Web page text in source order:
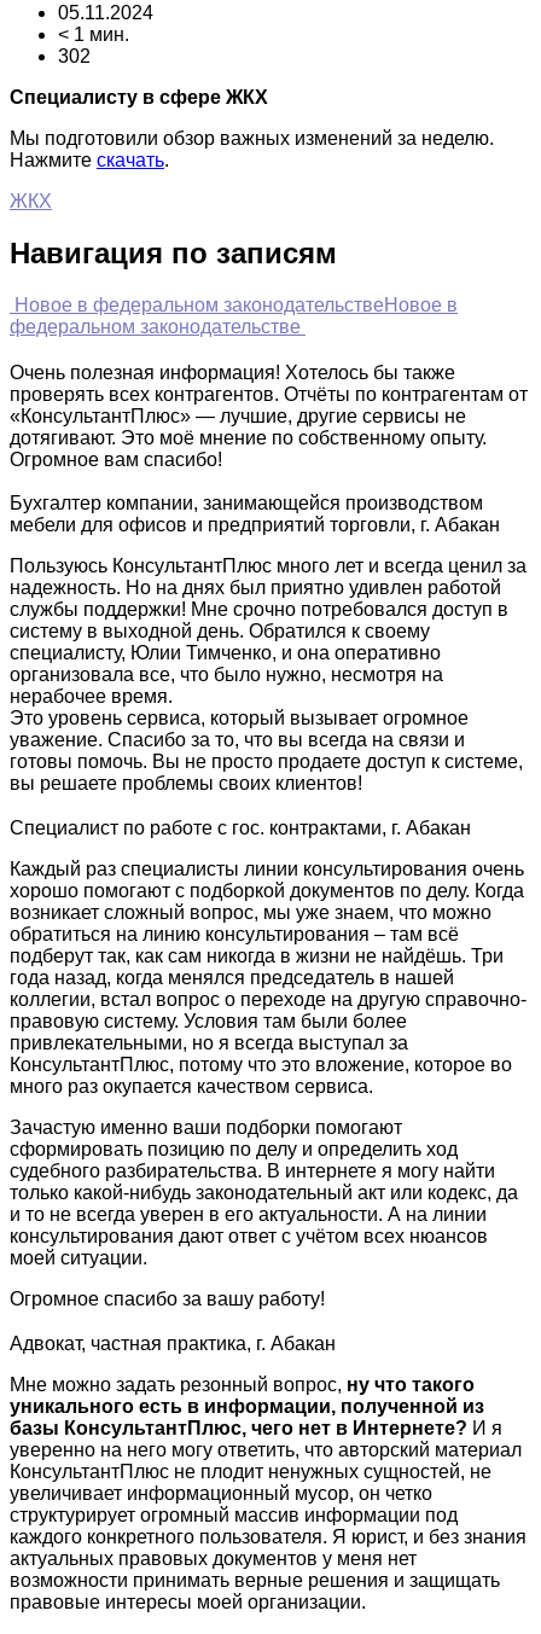
05.11.2024
< 1 мин.
302
Специалисту в сфере ЖКХ
Мы подготовили обзор важных изменений за неделю.
Нажмите скачать.
ЖКХ
Навигация по записям
Новое в федеральном законодательствеНовое в
федеральном законодательстве
Очень полезная информация! Хотелось бы также
проверять всех контрагентов. Отчёты по контрагентам от
«КонсультантПлюс» — лучшие, другие сервисы не
дотягивают. Это моё мнение по собственному опыту.
Огромное вам спасибо!
Бухгалтер компании, занимающейся производством
мебели для офисов и предприятий торговли, г. Абакан
Пользуюсь КонсультантПлюс много лет и всегда ценил за
надежность. Но на днях был приятно удивлен работой
службы поддержки! Мне срочно потребовался доступ в
систему в выходной день. Обратился к своему
специалисту, Юлии Тимченко, и она оперативно
организовала все, что было нужно, несмотря на
нерабочее время.
Это уровень сервиса, который вызывает огромное
уважение. Спасибо за то, что вы всегда на связи и
готовы помочь. Вы не просто продаете доступ к системе,
вы решаете проблемы своих клиентов!
Специалист по работе с гос. контрактами, г. Абакан
Каждый раз специалисты линии консультирования очень
хорошо помогают с подборкой документов по делу. Когда
возникает сложный вопрос, мы уже знаем, что можно
обратиться на линию консультирования – там всё
подберут так, как сам никогда в жизни не найдёшь. Три
года назад, когда менялся председатель в нашей
коллегии, встал вопрос о переходе на другую справочно-
правовую систему. Условия там были более
привлекательными, но я всегда выступал за
КонсультантПлюс, потому что это вложение, которое во
много раз окупается качеством сервиса.
Зачастую именно ваши подборки помогают
сформировать позицию по делу и определить ход
судебного разбирательства. В интернете я могу найти
только какой-нибудь законодательный акт или кодекс, да
и то не всегда уверен в его актуальности. А на линии
консультирования дают ответ с учётом всех нюансов
моей ситуации.
Огромное спасибо за вашу работу!
Адвокат, частная практика, г. Абакан
Мне можно задать резонный вопрос, ну что такого
уникального есть в информации, полученной из
базы КонсультантПлюс, чего нет в Интернете? И я
уверенно на него могу ответить, что авторский материал
КонсультантПлюс не плодит ненужных сущностей, не
увеличивает информационный мусор, он четко
структурирует огромный массив информации под
каждого конкретного пользователя. Я юрист, и без знания
актуальных правовых документов у меня нет
возможности принимать верные решения и защищать
правовые интересы моей организации.